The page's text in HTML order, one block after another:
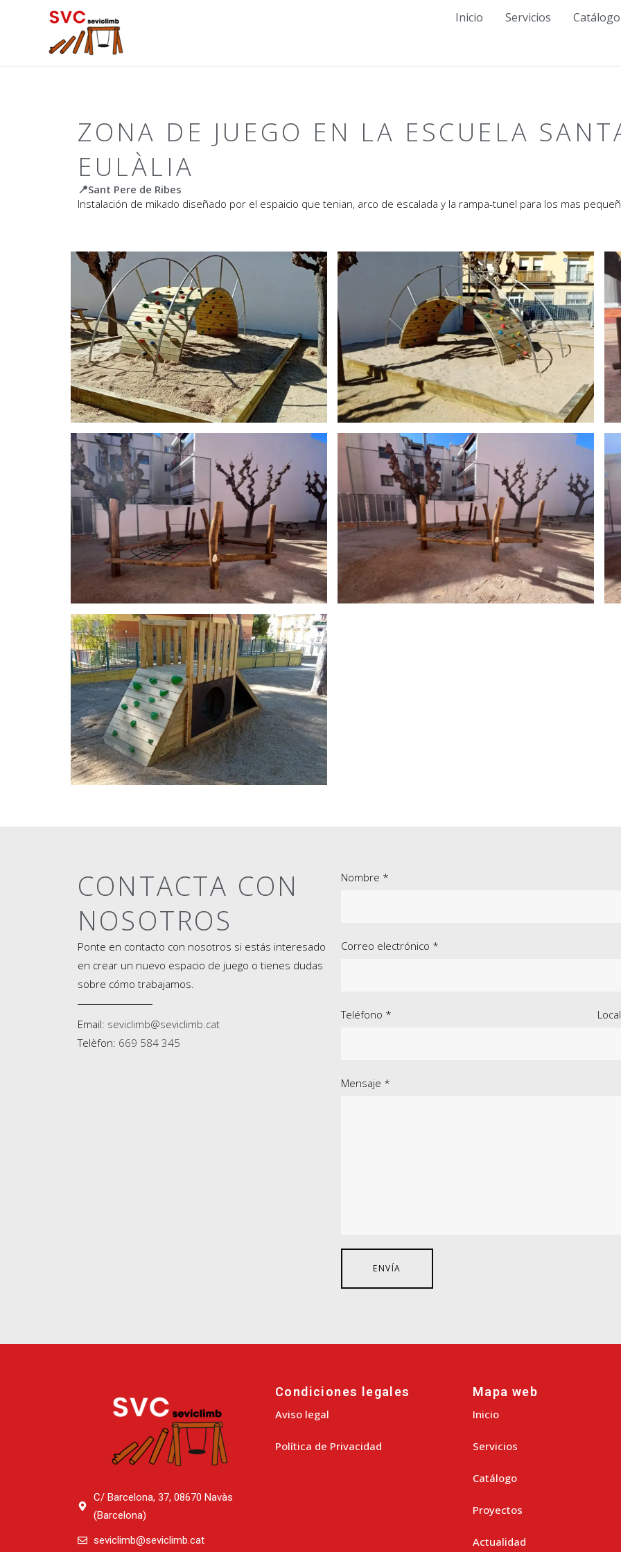
Inicio Servicios Catálogo
ZONA DE JUEGO EN LA ESCUELA
EULÀLIA
📍Sant Pere de Ribes
Instalación de mikado diseñado por el espaicio que tenian, arco de escalada y la rampa-tunel para los mas
CONTACTA CON
NOSOTROS
Ponte en contacto con nosotros si estás interesado
en crear un nuevo espacio de juego o tienes dudas
sobre cómo trabajamos.
Email: seviclimb@seviclimb.cat
Telèfon: 669 584 345
Nombre *
Correo electrónico *
Teléfono *
Mensaje *
C/ Barcelona, 37, 08670 Navàs
(Barcelona)
seviclimb@seviclimb.cat
Condiciones legales
Aviso legal
Política de Privacidad
Mapa web
Inicio
Servicios
Catálogo
Proyectos
Actualidad